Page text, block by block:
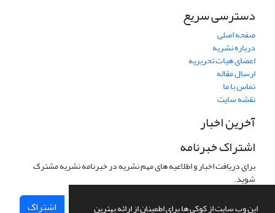
این وب سایت از کوکی ها برای اطمینان از ارائه بهترین
دسترسی سریع
صفحه اصلی
درباره نشریه
اعضای هیات تحریریه
ارسال مقاله
تماس با ما
نقشه سایت
آخرین اخبار
اشتراک خبرنامه
برای دریافت اخبار و اطلاعیه های مهم نشریه در خبرنامه نشریه مشترک
شوید.
اشتراک